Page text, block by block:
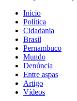
Início
Política
Cidadania
Brasil
Pernambuco
Mundo
Denúncia
Entre aspas
Artigo
Vídeos